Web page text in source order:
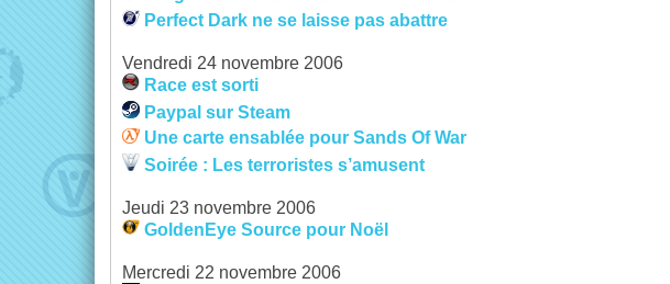
Perfect Dark ne se laisse pas abattre
Vendredi 24 novembre 2006
Race est sorti
Paypal sur Steam
Une carte ensablée pour Sands Of War
Soirée : Les terroristes s’amusent
Jeudi 23 novembre 2006
GoldenEye Source pour Noël
Mercredi 22 novembre 2006